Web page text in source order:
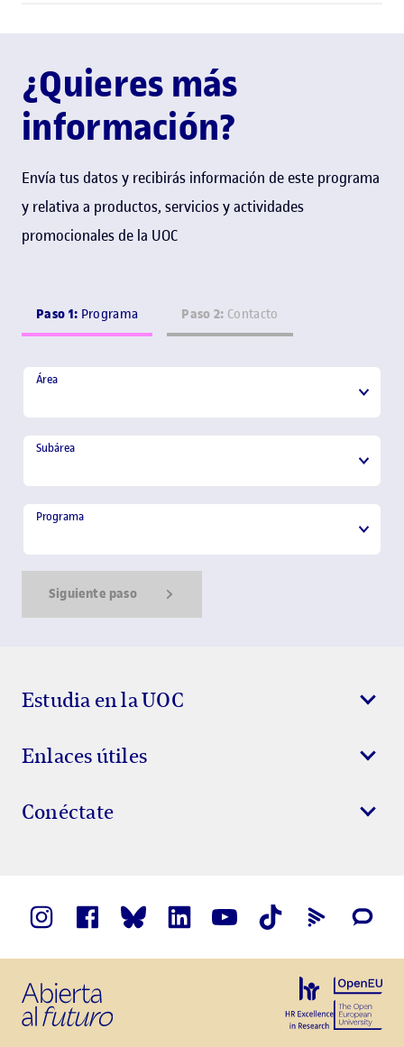
¿Quieres más
información?
Envía tus datos y recibirás información de este programa
y relativa a productos, servicios y actividades
promocionales de la UOC
Paso 1: Programa Paso 2: Contacto
Área
Área
Subárea
Subárea
Programa
Programa
Siguiente paso
Estudia en la UOC
Enlaces útiles
Conéctate